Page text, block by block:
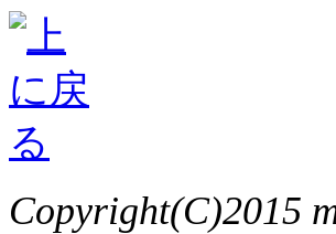
Copyright(C)2015